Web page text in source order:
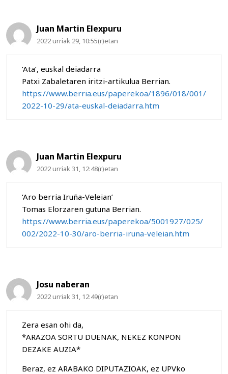
Juan Martin Elexpuru
2022 urriak 29, 10:55(r)etan
‘Ata’, euskal deiadarra
Patxi Zabaletaren iritzi-artikulua Berrian.
https://www.berria.eus/paperekoa/1896/018/001/
2022-10-29/ata-euskal-deiadarra.htm
Juan Martin Elexpuru
2022 urriak 31, 12:48(r)etan
‘Aro berria Iruña-Veleian’
Tomas Elorzaren gutuna Berrian.
https://www.berria.eus/paperekoa/5001927/025/
002/2022-10-30/aro-berria-iruna-veleian.htm
Josu naberan
2022 urriak 31, 12:49(r)etan
Zera esan ohi da,
*ARAZOA SORTU DUENAK, NEKEZ KONPON
DEZAKE AUZIA*
Beraz, ez ARABAKO DIPUTAZIOAK, ez UPVko